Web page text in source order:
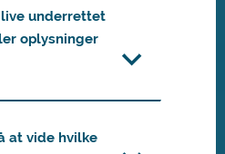
underrettet
oplysninger
at vide hvilke